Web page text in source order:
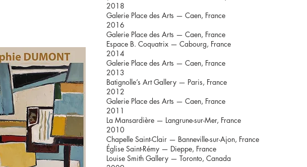
2018
Galerie Place des Arts — Caen, France
2016
Galerie Place des Arts — Caen, France
Espace B. Coquatrix — Cabourg, France
2014
Galerie Place des Arts — Caen, France
2013
Batignolle’s Art Gallery — Paris, France
2012
Galerie Place des Arts — Caen, France
2011
La Mansardière — Langrune-sur-Mer, France
2010
Chapelle Saint-Clair — Banneville-sur-Ajon, France
Église Saint-Rémy — Dieppe, France
Louise Smith Gallery — Toronto, Canada